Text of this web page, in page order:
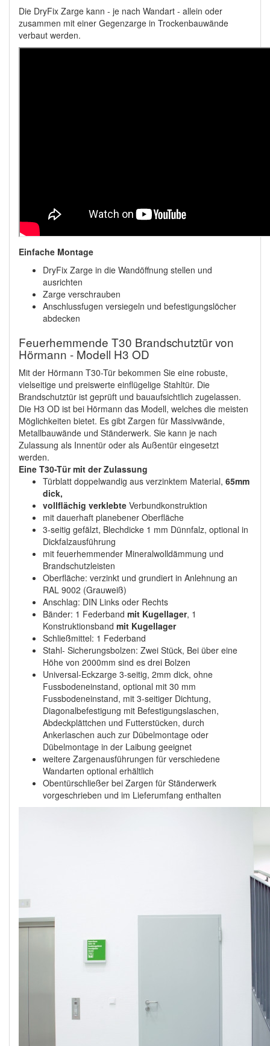
Die DryFix Zarge kann - je nach Wandart - allein oder
zusammen mit einer Gegenzarge in Trockenbauwände
verbaut werden.
Einfache Montage
DryFix Zarge in die Wandöffnung stellen und
ausrichten
Zarge verschrauben
Anschlussfugen versiegeln und befestigungslöcher
abdecken
Feuerhemmende T30 Brandschutztür von
Hörmann - Modell H3 OD
Mit der Hörmann T30-Tür bekommen Sie eine robuste,
vielseitige und preiswerte einflügelige Stahltür. Die
Brandschutztür ist geprüft und bauaufsichtlich zugelassen.
Die H3 OD ist bei Hörmann das Modell, welches die meisten
Möglichkeiten bietet. Es gibt Zargen für Massivwände,
Metallbauwände und Ständerwerk. Sie kann je nach
Zulassung als Innentür oder als Außentür eingesetzt
werden.
Eine T30-Tür mit der Zulassung
Türblatt doppelwandig aus verzinktem Material, 65mm
dick,
vollflächig verklebte Verbundkonstruktion
mit dauerhaft planebener Oberfläche
3-seitig gefälzt, Blechdicke 1 mm Dünnfalz, optional in
Dickfalzausführung
mit feuerhemmender Mineralwolldämmung und
Brandschutzleisten
Oberfläche: verzinkt und grundiert in Anlehnung an
RAL 9002 (Grauweiß)
Anschlag: DIN Links oder Rechts
Bänder: 1 Federband mit Kugellager, 1
Konstruktionsband mit Kugellager
Schließmittel: 1 Federband
Stahl- Sicherungsbolzen: Zwei Stück, Bei über eine
Höhe von 2000mm sind es drei Bolzen
Universal-Eckzarge 3-seitig, 2mm dick, ohne
Fussbodeneinstand, optional mit 30 mm
Fussbodeneinstand, mit 3-seitiger Dichtung,
Diagonalbefestigung mit Befestigungslaschen,
Abdeckplättchen und Futterstücken, durch
Ankerlaschen auch zur Dübelmontage oder
Dübelmontage in der Laibung geeignet
weitere Zargenausführungen für verschiedene
Wandarten optional erhältlich
Obentürschließer bei Zargen für Ständerwerk
vorgeschrieben und im Lieferumfang enthalten